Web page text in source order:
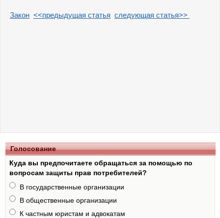
Закон <<предыдущая статья следующая статья>>
Голосование
Куда вы предпочитаете обращаться за помощью по
вопросам защиты прав потребителей?
В государственные организации
В общественные организации
К частным юристам и адвокатам